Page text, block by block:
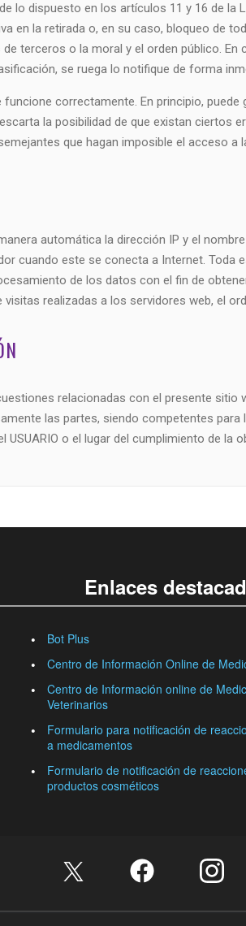
lo dispuesto en los artículos 11 y 16 de
en la retirada o, en su caso, bloqueo de
terceros o la moral y el orden público.
se ruega lo notifique de forma
correctamente. En principio,
la posibilidad de que existan
que hagan imposible el acceso a
automática la dirección IP y el
cuando este se conecta a Internet.
de los datos con el fin de
realizadas a los servidores web, el
relacionadas con el presente sitio
las partes, siendo competentes
o el lugar del cumplimiento de la
Enlaces
Bot Plus
Centro de Información Online de
Centro de Información online de
Veterinarios
Formulario para notificación de
a medicamentos
Formulario de notificación de
productos cosméticos